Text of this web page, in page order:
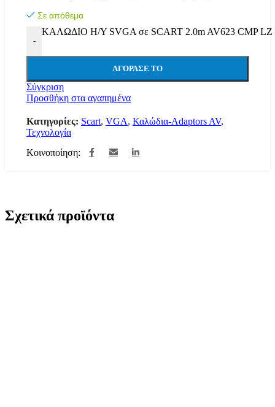
Σε απόθεμα
-
ΚΑΛΩΔΙΟ Η/Υ SVGA σε SCART 2.0m AV623 CMP LZ
ΑΓΌΡΑΣΕ ΤΟ
Σύγκριση
Προσθήκη στα αγαπημένα
Κατηγορίες: Scart, VGA, Καλώδια-Adaptors AV,
Τεχνολογία
Κοινοποίηση:
Σχετικά προϊόντα